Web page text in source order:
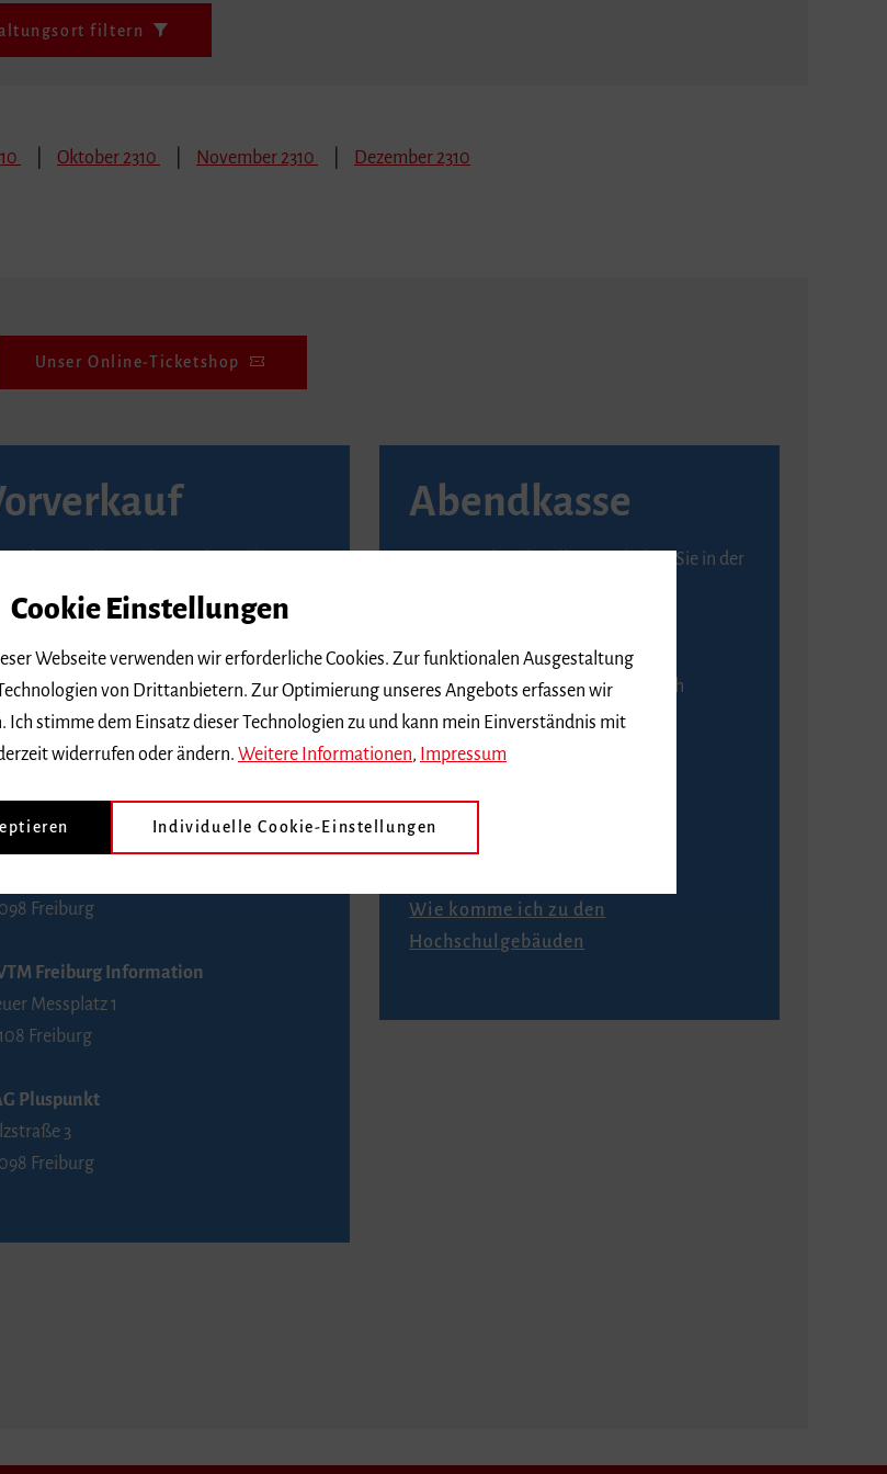
filtern
Oktober 2310 November 2310 Dezember 2310
Unser Online-Ticketshop
Seite von Reservix.
Kartenservice Freiburg
Joseph-Straße 229
Freiburg
0761 4968888 (Reservierungen sind
Freiburg
Freiburg Information
Messplatz 1
Freiburg
Pluspunkt
3
Freiburg
Abendkasse
Karten an der Abendkasse erhalten Sie in der
An der Abendkasse ist ausschließlich
Barzahlung möglich.
Anfahrt
Wie komme ich zu den
Hochschulgebäuden
Cookie Einstellungen
Webseite verwenden wir erforderliche Cookies. Zur funktionalen Ausgestaltung
von Drittanbietern. Zur Optimierung unseres Angebots erfassen wir
stimme dem Einsatz dieser Technologien zu und kann mein Einverständnis mit
widerrufen oder ändern. Weitere Informationen, Impressum
Individuelle Cookie-Einstellungen